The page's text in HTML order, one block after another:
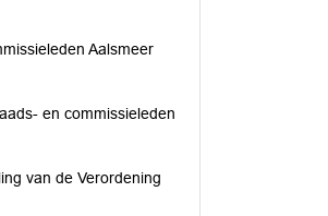
Aalsmeer
en commissieleden
van de Verordening